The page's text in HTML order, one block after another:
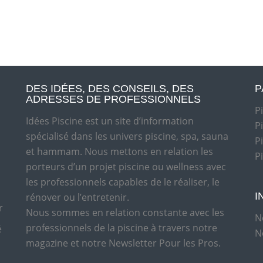
DES IDÉES, DES CONSEILS, DES
ADRESSES DE PROFESSIONNELS
Idées Piscine est un site d’information
spécialisé dans les univers piscine, spa, sauna
et hammam. Nous mettons en relation les
porteurs d’un projet piscine ou wellness avec
les professionnels capables de le réaliser, le
rénover ou l’entretenir.
Nous sommes en relation constante avec les
professionnels de la piscine à travers notre
magazine et notre Newsletter Pour les Pros.